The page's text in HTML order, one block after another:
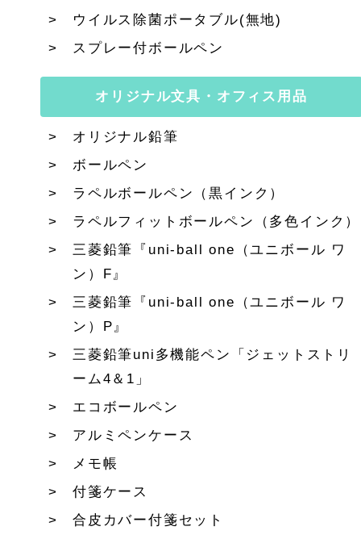
ウイルス除菌ポータブル(無地)
スプレー付ボールペン
オリジナル文具・オフィス用品
オリジナル鉛筆
ボールペン
ラペルボールペン（黒インク）
ラペルフィットボールペン（多色インク）
三菱鉛筆『uni-ball one（ユニボール ワ
ン）F』
三菱鉛筆『uni-ball one（ユニボール ワ
ン）P』
三菱鉛筆uni多機能ペン「ジェットストリ
ーム4＆1」
エコボールペン
アルミペンケース
メモ帳
付箋ケース
合皮カバー付箋セット